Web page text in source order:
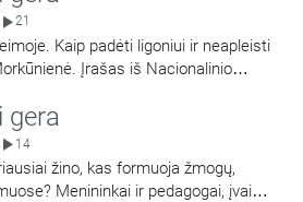
21
Kaip padėti ligoniui ir neapleisti
Įrašas iš Nacionalinio
gera
14
žino, kas formuoja žmogų,
Menininkai ir pedagogai, įvairių